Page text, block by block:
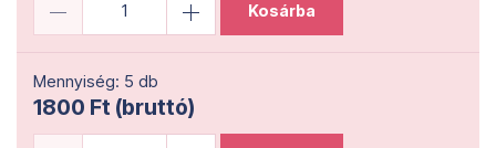
Kosárba
Mennyiség: 5 db
1800 Ft (bruttó)